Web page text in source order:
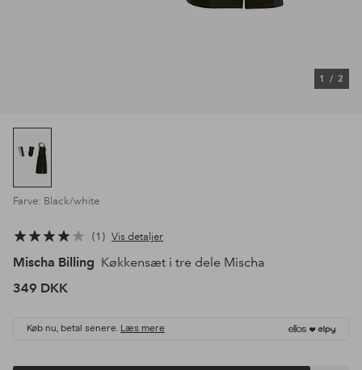
1 / 2
Farve: Black/white
1 Vis detaljer
Mischa Billing Køkkensæt i tre dele Mischa
349 DKK
Køb nu, betal senere. Læs mere